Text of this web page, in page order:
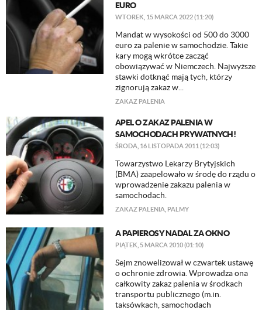
EURO
WTOREK, 15 MARCA 2022 (11:20)
Mandat w wysokości od 500 do 3000
euro za palenie w samochodzie. Takie
kary mogą wkrótce zacząć
obowiązywać w Niemczech. Najwyższe
stawki dotknąć mają tych, którzy
zignorują zakaz w...
ZAKAZ PALENIA
APEL O ZAKAZ PALENIA W
SAMOCHODACH PRYWATNYCH!
ŚRODA, 16 LISTOPADA 2011 (12:03)
Towarzystwo Lekarzy Brytyjskich
(BMA) zaapelowało w środę do rządu o
wprowadzenie zakazu palenia w
samochodach.
ZAKAZ PALENIA PALMY
A PAPIEROSY NADAL ZA OKNO
PIĄTEK, 5 MARCA 2010 (01:10)
Sejm znowelizował w czwartek ustawę
o ochronie zdrowia. Wprowadza ona
całkowity zakaz palenia w środkach
transportu publicznego (m.in.
taksówkach, samochodach